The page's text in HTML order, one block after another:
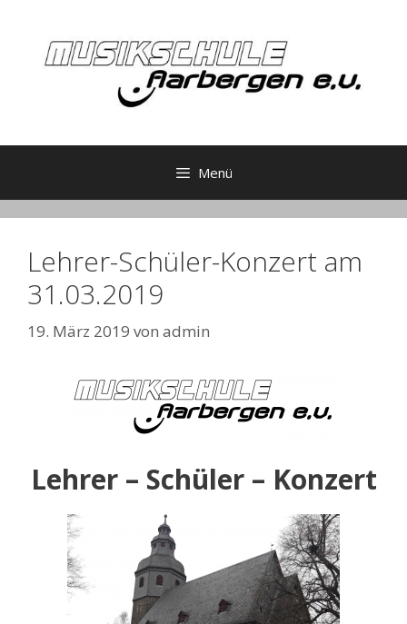
springen
Menü
Lehrer-Schüler-Konzert am
31.03.2019
19. März 2019 von admin
Lehrer – Schüler – Konzert